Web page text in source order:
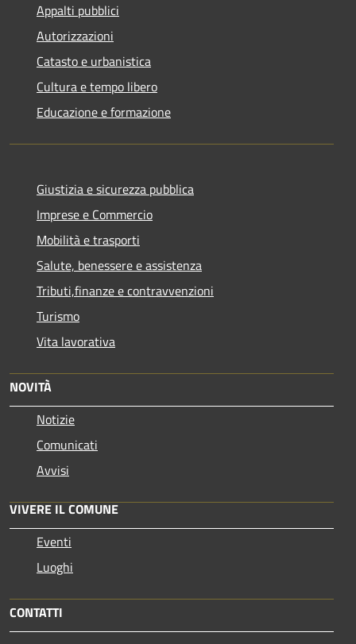
Appalti pubblici
Autorizzazioni
Catasto e urbanistica
Cultura e tempo libero
Educazione e formazione
Giustizia e sicurezza pubblica
Imprese e Commercio
Mobilità e trasporti
Salute, benessere e assistenza
Tributi,finanze e contravvenzioni
Turismo
Vita lavorativa
NOVITÀ
Notizie
Comunicati
Avvisi
VIVERE IL COMUNE
Eventi
Luoghi
CONTATTI